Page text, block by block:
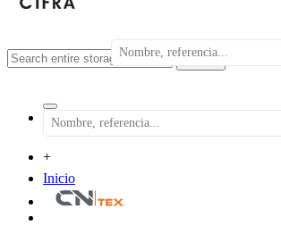
search
+
Inicio